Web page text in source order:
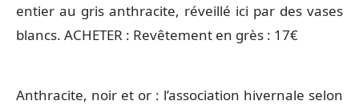
entier au gris anthracite, réveillé ici par des vases
blancs. ACHETER : Revêtement en grès : 17€
Anthracite, noir et or : l’association hivernale selon